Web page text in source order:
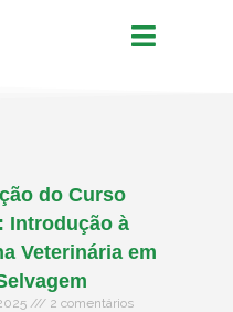
do Curso
Introdução à
Veterinária em
2 comentários